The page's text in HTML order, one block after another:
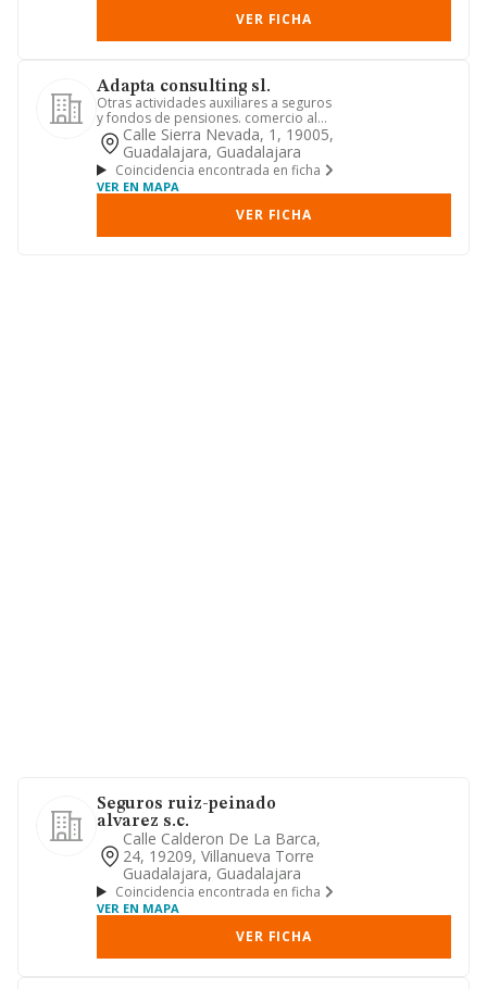
VER FICHA
Adapta consulting sl.
Otras actividades auxiliares a seguros
y fondos de pensiones. comercio al
por mayor y al por menor ...
Calle Sierra Nevada, 1, 19005,
Guadalajara, Guadalajara
Coincidencia encontrada en ficha
VER EN MAPA
VER FICHA
Seguros ruiz-peinado
alvarez s.c.
Calle Calderon De La Barca,
24, 19209, Villanueva Torre
Guadalajara, Guadalajara
Coincidencia encontrada en ficha
VER EN MAPA
VER FICHA